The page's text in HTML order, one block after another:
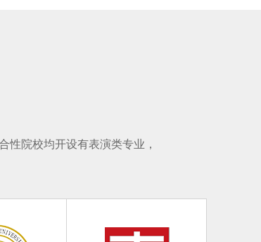
性院校均开设有表演类专业，